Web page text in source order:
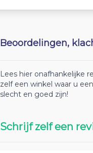
Beoordelingen,
Lees hier onafhankelijke
zelf een winkel waar u
slecht en goed zijn!
Schrijf zelf een